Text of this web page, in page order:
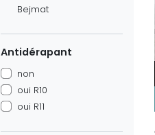
Bejmat
Antidérapant
non
oui R10
oui R11